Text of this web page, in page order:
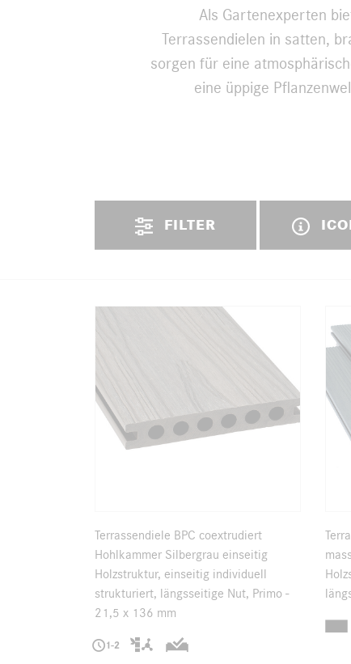
Als Gartenexperten
Terrassendielen in satten,
sorgen für eine
eine üppige
FILTER
Terrassendiele BPC coextrudiert
Hohlkammer Silbergrau einseitig
Holzstruktur, einseitig individuell
strukturiert, längsseitige Nut, Primo -
21,5 x 136 mm